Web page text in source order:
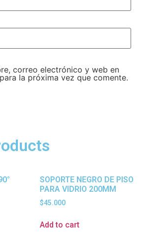
correo electrónico y web en
la próxima vez que comente.
SOPORTE NEGRO DE PISO
PARA VIDRIO 200MM
$45.000
Add to cart